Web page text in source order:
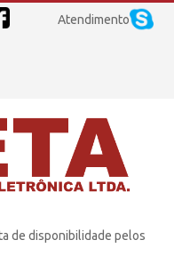
Atendimento
de disponibilidade pelos